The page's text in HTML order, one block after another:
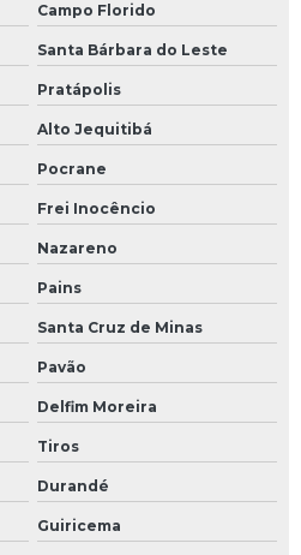
Campo Florido
Santa Bárbara do Leste
Pratápolis
Alto Jequitibá
Pocrane
Frei Inocêncio
Nazareno
Pains
Santa Cruz de Minas
Pavão
Delfim Moreira
Tiros
Durandé
Guiricema